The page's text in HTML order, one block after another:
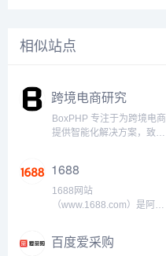
相似站点
跨境电商研究
BoxPHP 专注于为跨境电商
提供智能化解决方案，致力
度融合，帮助企业快速提升
市场竞争力。基于
Laravel/PHP高效开发框
企业提供一站式平台开发与
1688
1688网站
（www.1688.com）是阿里
内B2B电子商务平台，成立
于1999年，原名“阿里巴巴
百度爱采购